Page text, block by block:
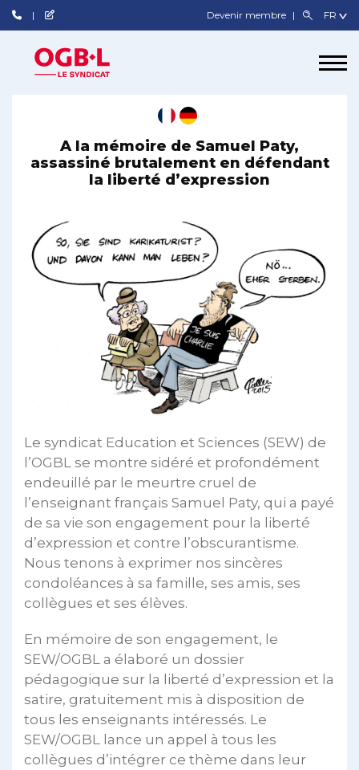
Devenir membre
A la mémoire de Samuel Paty,
assassiné brutalement en défendant
la liberté d’expression
Le syndicat Education et Sciences (SEW) de
l’OGBL se montre sidéré et profondément
endeuillé par le meurtre cruel de
l’enseignant français Samuel Paty, qui a payé
de sa vie son engagement pour la liberté
d’expression et contre l’obscurantisme.
Nous tenons à exprimer nos sincères
condoléances à sa famille, ses amis, ses
collègues et ses élèves.
En mémoire de son engagement, le
SEW/OGBL a élaboré un dossier
pédagogique sur la liberté d’expression et la
satire, gratuitement mis à disposition de
tous les enseignants intéressés. Le
SEW/OGBL lance un appel à tous les
collègues d’intégrer ce thème dans leur